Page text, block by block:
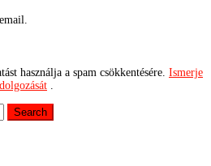
használja a spam csökkentésére. Ismerje
.